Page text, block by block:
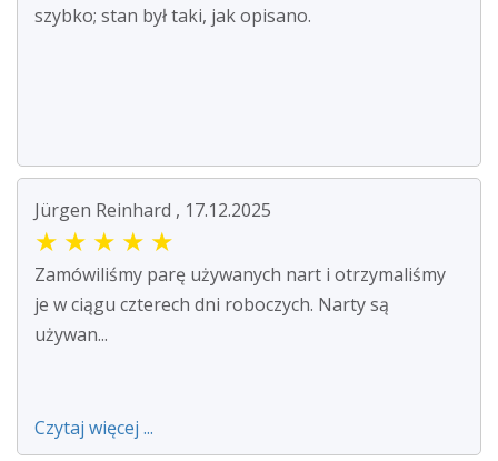
szybko; stan był taki, jak opisano.
Jürgen Reinhard , 17.12.2025
★ ★ ★ ★ ★
Zamówiliśmy parę używanych nart i otrzymaliśmy
je w ciągu czterech dni roboczych. Narty są
używan...
Czytaj więcej ...